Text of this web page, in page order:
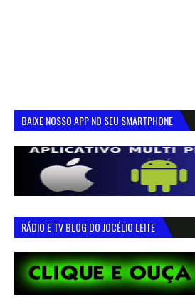
BAIXE NOSSO APP NO SEU SMARTPHONE
RÁDIO E TV BLOG DO JOCÉLIO LEITE